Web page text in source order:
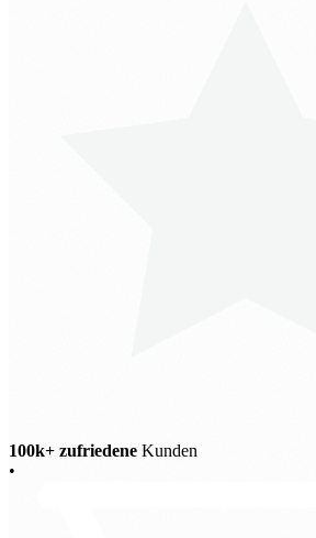
100k+ zufriedene Kunden
•